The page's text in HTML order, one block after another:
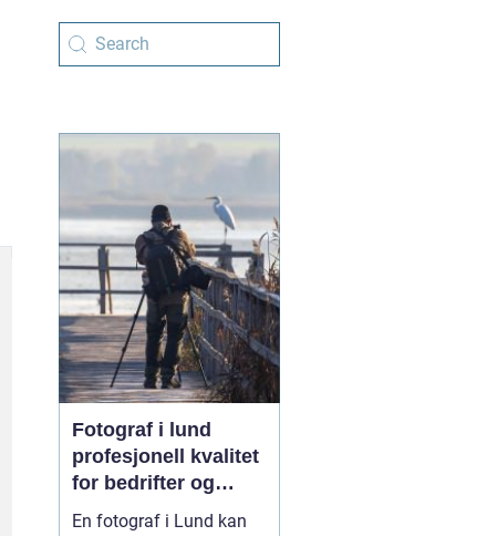
Fotograf i lund
profesjonell kvalitet
for bedrifter og
private
En fotograf i Lund kan